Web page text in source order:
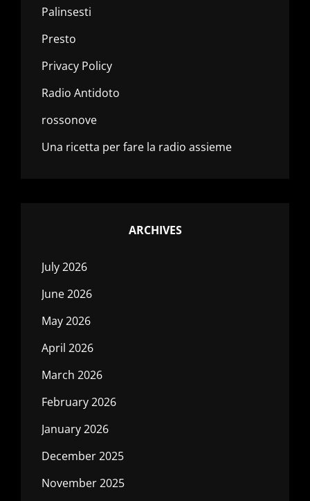
Palinsesti
Presto
Privacy Policy
Radio Antidoto
rossonove
Una ricetta per fare la radio assieme
ARCHIVES
July 2026
June 2026
May 2026
April 2026
March 2026
February 2026
January 2026
December 2025
November 2025